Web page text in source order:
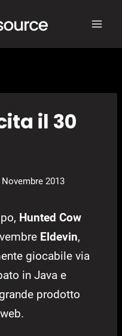
il 30
Novembre 2013
Hunted Cow
Eldevin,
giocabile via
in Java e
prodotto